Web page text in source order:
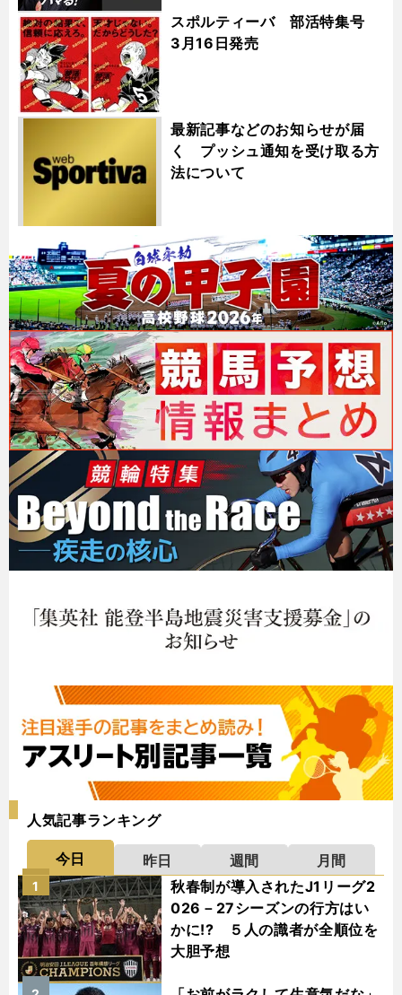
スポルティーバ 部活特集号
3月16日発売
最新記事などのお知らせが届
く プッシュ通知を受け取る方
法について
人気記事ランキング
今日 昨日 週間
月間
秋春制が導入されたJ1リーグ2
026－27シーズンの行方はい
かに!? ５人の識者が全順位を
大胆予想
1